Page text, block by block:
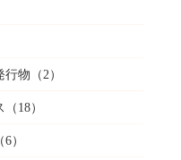
行物 （2）
（18）
（6）